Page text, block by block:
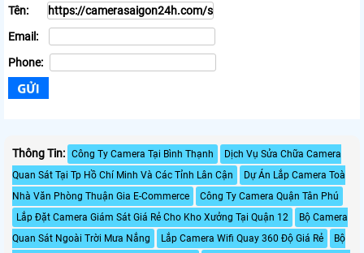
Tên:
Email:
Phone:
Thông Tin: Công Ty Camera Tại Bình Thạnh
Dịch Vụ Sửa Chữa Camera
Quan Sát Tại Tp Hồ Chí Minh Và Các Tỉnh Lân Cận
Dự Án Lắp Camera Toà
Nhà Văn Phòng Thuận Gia E-Commerce
Công Ty Camera Quận Tân Phú
Lắp Đặt Camera Giám Sát Giá Rẻ Cho Kho Xưởng Tại Quận 12
Bộ Camera
Quan Sát Ngoài Trời Mưa Nắng
Lắp Camera Wifi Quay 360 Độ Giá Rẻ Bộ